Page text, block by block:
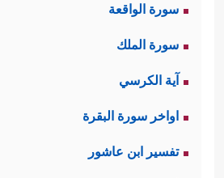
سورة الواقعة
سورة الملك
آية الكرسي
اواخر سورة البقرة
تفسير ابن عاشور